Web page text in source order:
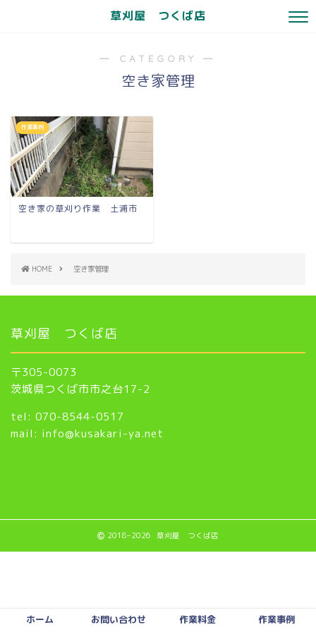
草刈屋 つくば店
― CATEGORY ―
空き家管理
作業事例
空き家の草刈り作業 土浦市
HOME 空き家管理
草刈屋 つくば店
〒305-0073
茨城県つくば市市之台17-2
tel: 070-8544-0517
mail: info@kusakari-ya.net
2018–2026 草刈屋 つくば店
ホーム お問い合わせ 作業料金 作業事例